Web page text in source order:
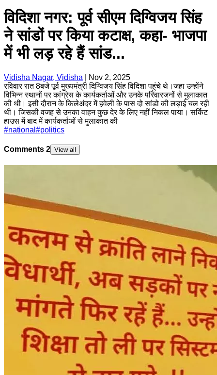
विदिशा नगर: पूर्व सीएम दिग्विजय सिंह
ने सांडों पर किया कटाक्ष, कहा- भाजपा
में भी लड़ रहे हैं सांड...
Vidisha Nagar, Vidisha
Nov 2, 2025
रविवार रात 8बजे पूर्व मुख्यमंत्री दिग्विजय सिंह विदिशा पहुंचे थे।जहा उन्होंने
विभिन्न स्थानों पर कांग्रेस के कार्यकर्ताओं और उनके परिवारजनों से मुलाकात
की थी। इसी दौरान के किलेअंदर में हवेली के पास दो सांडो की लड़ाई चल रही
थी। जिसकी वजह से उनका वाहन कुछ देर के लिए नहीं निकल पाया। सर्किट
हाउस में बाद में कार्यकर्ताओं से मुलाकात की
#national #politics
Comments 2 View all